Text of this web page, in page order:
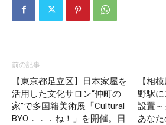
前の記事
【東京都足立区】日本家屋を
活用した文化サロン“仲町の
家”で多国籍美術展「Cultural
BYO．．．ね！」を開催。日
【相
野駅
設置
あな